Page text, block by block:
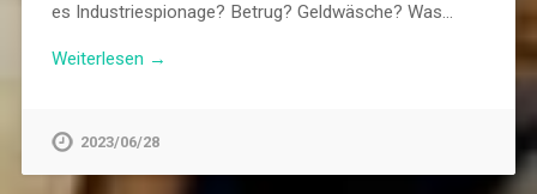
es Industriespionage? Betrug? Geldwäsche? Was…
Weiterlesen →
2023/06/28